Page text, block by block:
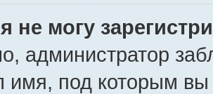
не могу
администратор
имя, под которым вы